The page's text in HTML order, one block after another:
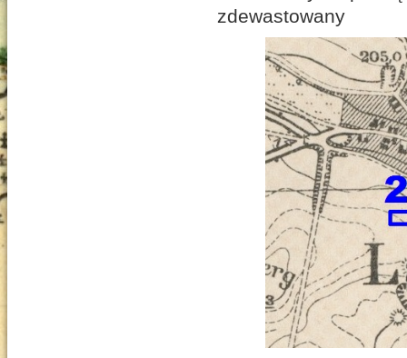
zdewastowany